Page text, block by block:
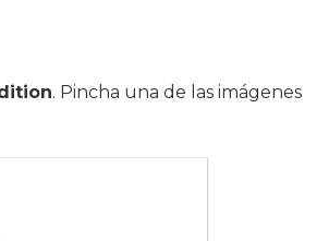
. Pincha una de las imágenes